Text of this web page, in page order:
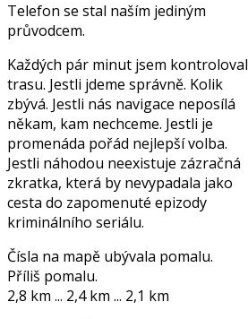
Telefon se stal naším jediným
průvodcem.
Každých pár minut jsem kontroloval
trasu. Jestli jdeme správně. Kolik
zbývá. Jestli nás navigace neposílá
někam, kam nechceme. Jestli je
promenáda pořád nejlepší volba.
Jestli náhodou neexistuje zázračná
zkratka, která by nevypadala jako
cesta do zapomenuté epizody
kriminálního seriálu.
Čísla na mapě ubývala pomalu.
Příliš pomalu.
2,8 km ... 2,4 km ... 2,1 km